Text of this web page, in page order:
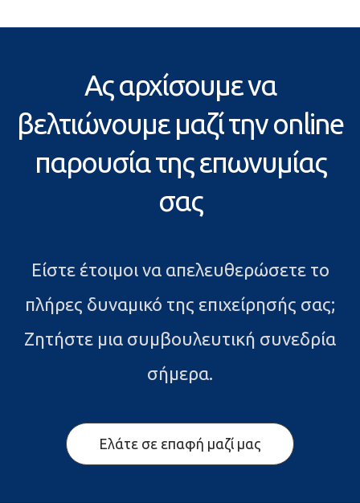
Ας αρχίσουμε να
βελτιώνουμε μαζί την online
παρουσία της επωνυμίας
σας
Είστε έτοιμοι να απελευθερώσετε το
πλήρες δυναμικό της επιχείρησής σας;
Ζητήστε μια συμβουλευτική συνεδρία
σήμερα.
Ελάτε σε επαφή μαζί μας